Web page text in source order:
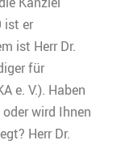
ist er
ist Herr Dr.
für
e. V.). Haben
wird Ihnen
Herr Dr.